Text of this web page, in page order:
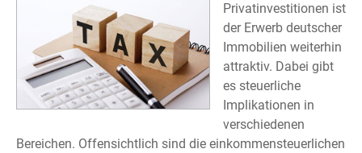
Privatinvestitionen ist
der Erwerb deutscher
Immobilien weiterhin
attraktiv. Dabei gibt
es steuerliche
Implikationen in
verschiedenen
Bereichen. Offensichtlich sind die einkommensteuerlichen